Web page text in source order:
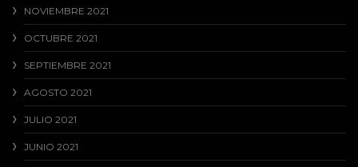
NOVIEMBRE 2021
OCTUBRE 2021
SEPTIEMBRE 2021
AGOSTO 2021
JULIO 2021
JUNIO 2021